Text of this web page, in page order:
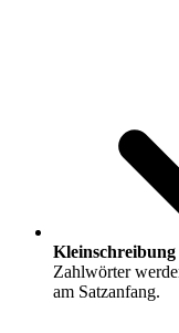
Zahlwörter
am Satzanfang.